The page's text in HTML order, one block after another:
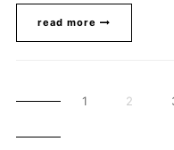
read more
1 2